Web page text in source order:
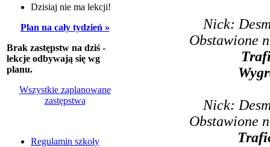
Dzisiaj nie ma lekcji!
Plan na cały tydzień »
Brak zastępstw na dziś -
lekcje odbywają się wg
planu.
Wszystkie zaplanowane
zastępstwa
Regulamin szkoły
Nick:
Obstawione
Nick:
Obstawione